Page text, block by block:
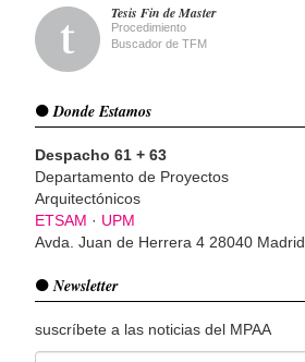
Tesis Fin de Master
Procedimiento
Buscador de TFM
Donde Estamos
Despacho 61 + 63
Departamento de Proyectos
Arquitectónicos
ETSAM · UPM
Avda. Juan de Herrera 4 28040 Madrid
Newsletter
suscríbete a las noticias del MPAA